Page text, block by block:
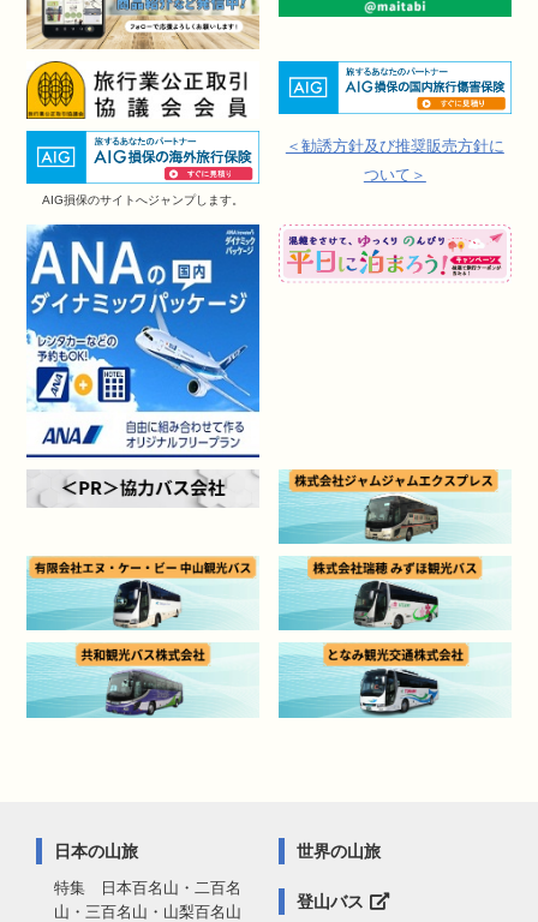
AIG損保のサイトへジャンプします。
＜勧誘方針及び推奨販売方針に
ついて＞
日本の山旅
特集 日本百名山・二百名
山・三百名山・山梨百名山
世界の山旅
登山バス